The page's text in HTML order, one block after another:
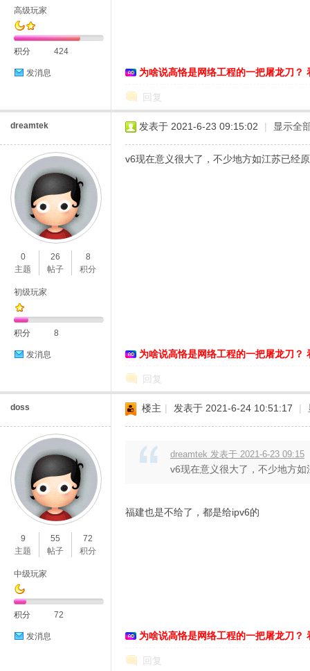
高级玩家
积分 424
发消息 为啥说高恪是网络工程的一把屠龙刀？
回复
dreamtek
0
主题
26
帖子
8
积分
初级玩家
积分 8
发消息
发表于 2021-6-23 09:15:02 | 显示全
v6现在意义很大了，不少地方如江苏已经
为啥说高恪是网络工程的一把屠龙刀？
回复
doss
9
主题
55
帖子
72
积分
中级玩家
积分 72
发消息
楼主 | 发表于 2021-6-24 10:51:17 |
dreamtek 发表于 2021-6-23 09:15
v6现在意义很大了，不少地方
福建也是不给了，都是给ipv6的
为啥说高恪是网络工程的一把屠龙刀？
回复